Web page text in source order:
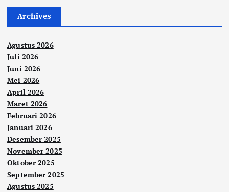
Archives
Agustus 2026
Juli 2026
Juni 2026
Mei 2026
April 2026
Maret 2026
Februari 2026
Januari 2026
Desember 2025
November 2025
Oktober 2025
September 2025
Agustus 2025